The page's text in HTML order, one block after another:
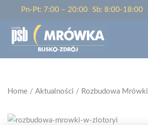
Pn-Pt: 7:00 – 20:00 Sb: 8:00-18:00
Home / Aktualności / Rozbudowa